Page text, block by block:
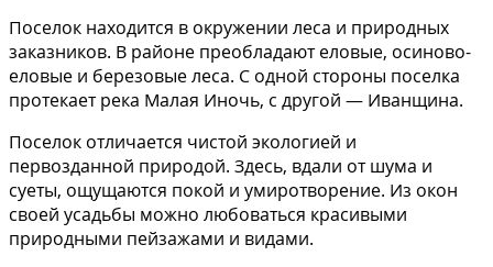
Поселок находится в окружении леса и природных
заказников. В районе преобладают еловые, осиново-
еловые и березовые леса. С одной стороны поселка
протекает река Малая Иночь, с другой — Иванщина.
Поселок отличается чистой экологией и
первозданной природой. Здесь, вдали от шума и
суеты, ощущаются покой и умиротворение. Из окон
своей усадьбы можно любоваться красивыми
природными пейзажами и видами.